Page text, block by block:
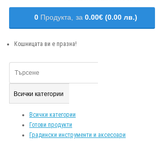
0 Продукта, за 0.00€ (0.00 лв.)
Кошницата ви е празна!
Всички категории
Всички категории
Готови продукти
Градински инструменти и аксесоари